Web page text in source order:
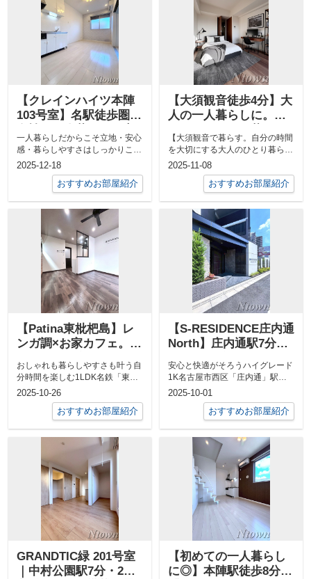
【クレインハイツ本陣
103号室】名駅徒歩圏・
心な1LDK賃貸
一人暮らしだからこそ立地・安心
感・暮らしやすさはしっかりこだ
わりたいですよね。今回ご紹介す
るのは、女...
2025-12-18
おすすめお部屋紹介
【大須観音徒歩4分】大
人の一人暮らしに。ス
「プレサンス大須観
音」13階1K
【大須観音で暮らす。自分の時間
を大切にする大人のひとり暮ら
し】― プレサンス大須観音 ―13
階建ての...
2025-11-08
おすすめお部屋紹介
【Patina東枇杷島】レ
ンガ調×お家カフェ。社
デザイナーズ1LDK
おしゃれも暮らしやすさも叶う自
分時間を楽しむ1LDK名鉄「東枇
杷島」駅から徒歩9分。静かな住
宅街に佇...
2025-10-26
おすすめお部屋紹介
【S-RESIDENCE庄内通
North】庄内通駅7分・
と都市の便利さを満喫
安心と快適がそろうハイグレード
1K名古屋市西区「庄内通」駅か
ら徒歩7分。今回ご紹介するのは
2025-10-01
おすすめお部屋紹介
GRANDTIC緑 201号室
｜中村公園駅7分・2人
【初めての一人暮らし
に◎】本陣駅徒歩8分